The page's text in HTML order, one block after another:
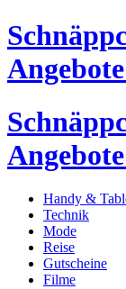
Handy &
Technik
Mode
Reise
Gutscheine
Filme